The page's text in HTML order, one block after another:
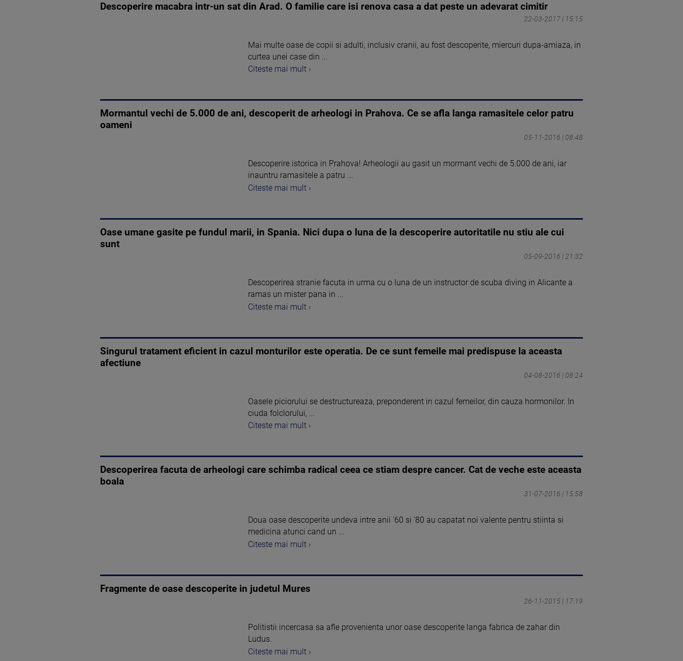
Descoperire macabra intr-un sat din Arad. O familie care isi renova casa a dat peste un adevarat cimitir
22-03-2017 | 15:15
Mai multe oase de copii si adulti, inclusiv cranii, au fost descoperite, miercuri dupa-amiaza, in
curtea unei case din ...
Citeste mai mult ›
Mormantul vechi de 5.000 de ani, descoperit de arheologi in Prahova. Ce se afla langa ramasitele celor patru
oameni
05-11-2016 | 08:48
Descoperire istorica in Prahova! Arheologii au gasit un mormant vechi de 5.000 de ani, iar
inauntru ramasitele a patru ...
Citeste mai mult ›
Oase umane gasite pe fundul marii, in Spania. Nici dupa o luna de la descoperire autoritatile nu stiu ale cui
sunt
05-09-2016 | 21:32
Descoperirea stranie facuta in urma cu o luna de un instructor de scuba diving in Alicante a
ramas un mister pana in ...
Citeste mai mult ›
Singurul tratament eficient in cazul monturilor este operatia. De ce sunt femeile mai predispuse la aceasta
afectiune
04-08-2016 | 08:24
Oasele piciorului se destructureaza, preponderent in cazul femeilor, din cauza hormonilor. In
ciuda folclorului, ...
Citeste mai mult ›
Descoperirea facuta de arheologi care schimba radical ceea ce stiam despre cancer. Cat de veche este aceasta
boala
31-07-2016 | 15:58
Doua oase descoperite undeva intre anii '60 si '80 au capatat noi valente pentru stiinta si
medicina atunci cand un ...
Citeste mai mult ›
Fragmente de oase descoperite in judetul Mures
26-11-2015 | 17:19
Politistii incercasa sa afle provenienta unor oase descoperite langa fabrica de zahar din
Ludus.
Citeste mai mult ›